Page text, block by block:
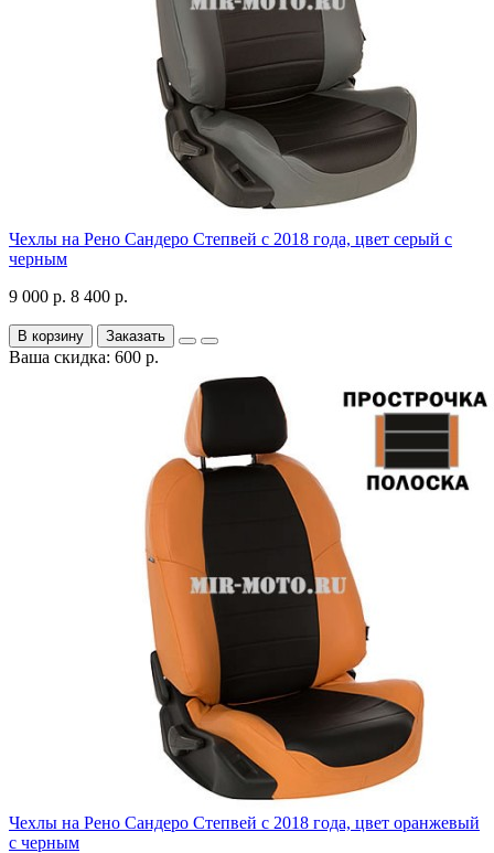
Чехлы на Рено Сандеро Степвей с 2018 года, цвет серый с
черным
9 000 р. 8 400 р.
В корзину Заказать
Ваша скидка: 600 р.
Чехлы на Рено Сандеро Степвей с 2018 года, цвет оранжевый
с черным